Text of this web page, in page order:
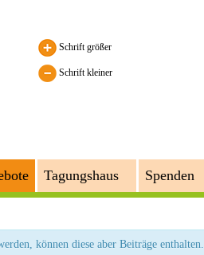
Schrift größer
Schrift kleiner
Tagungshaus Spenden
können diese aber Beiträge enthalten.